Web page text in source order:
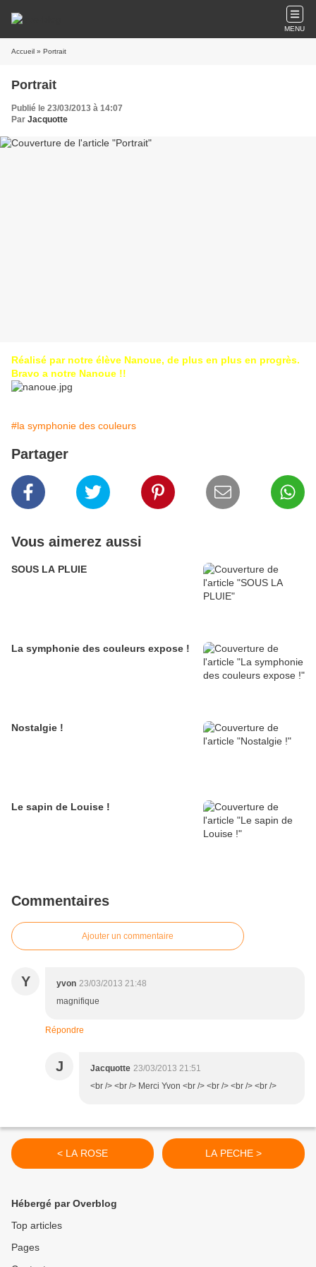
MENU
Accueil » Portrait
Portrait
Publié le 23/03/2013 à 14:07
Par Jacquotte
Réalisé par notre élève Nanoue, de plus en plus en progrès.
Bravo a notre Nanoue !!
#la symphonie des couleurs
Partager
Vous aimerez aussi
SOUS LA PLUIE
La symphonie des couleurs expose !
Nostalgie !
Le sapin de Louise !
Commentaires
Ajouter un commentaire
Y yvon 23/03/2013 21:48
magnifique
Répondre
J Jacquotte 23/03/2013 21:51
<br /> <br /> Merci Yvon <br /> <br /> <br /> <br />
< LA ROSE LA PECHE >
Hébergé par Overblog
Top articles
Pages